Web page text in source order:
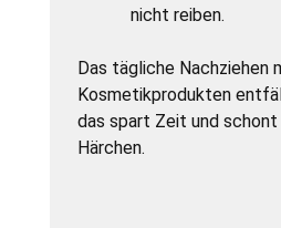
nicht reiben.
Das tägliche Nachziehen
Kosmetikprodukten
das spart Zeit und
Härchen.